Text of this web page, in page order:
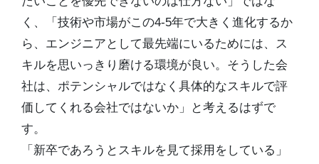
く、「技術や市場がこの4-5年で大きく進化するか
ら、エンジニアとして最先端にいるためには、ス
キルを思いっきり磨ける環境が良い。そうした会
社は、ポテンシャルではなく具体的なスキルで評
価してくれる会社ではないか」と考えるはずで
す。
「新卒であろうとスキルを見て採用をしている」